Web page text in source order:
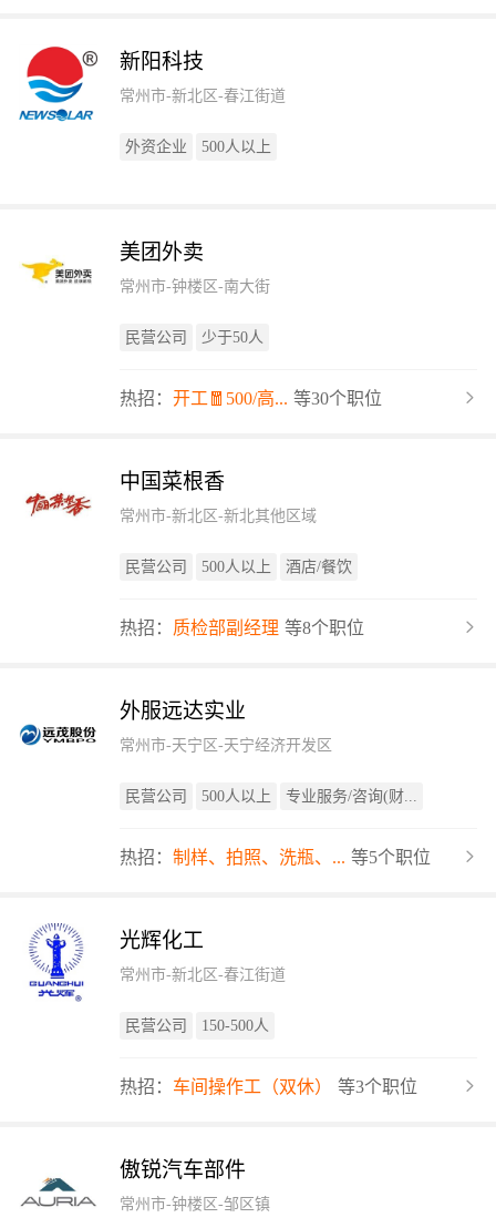
新阳科技
常州市-新北区-春江街道
外资企业 500人以上
美团外卖
常州市-钟楼区-南大街
民营公司 少于50人
热招： 开工🧧500/高... 等30个职位
中国菜根香
常州市-新北区-新北其他区域
民营公司 500人以上 酒店/餐饮
热招： 质检部副经理 等8个职位
外服远达实业
常州市-天宁区-天宁经济开发区
民营公司 500人以上 专业服务/咨询(财...
热招： 制样、拍照、洗瓶、... 等5个职位
光辉化工
常州市-新北区-春江街道
民营公司 150-500人
热招： 车间操作工（双休） 等3个职位
傲锐汽车部件
常州市-钟楼区-邹区镇